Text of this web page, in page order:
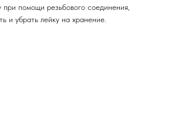
помощи резьбового соединения,
и убрать лейку на хранение.